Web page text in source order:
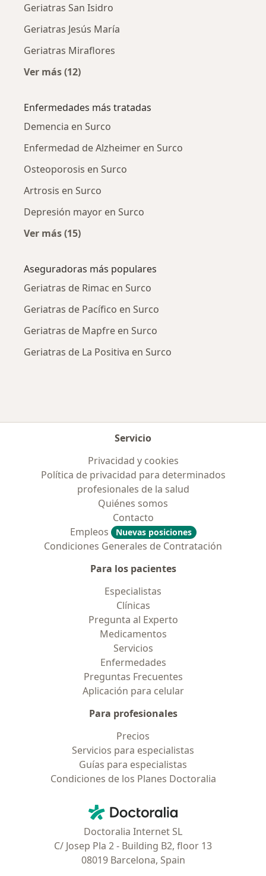
Geriatras San Isidro
Geriatras Jesús María
Geriatras Miraflores
Ver más (12)
Enfermedades más tratadas
Demencia en Surco
Enfermedad de Alzheimer en Surco
Osteoporosis en Surco
Artrosis en Surco
Depresión mayor en Surco
Ver más (15)
Aseguradoras más populares
Geriatras de Rimac en Surco
Geriatras de Pacífico en Surco
Geriatras de Mapfre en Surco
Geriatras de La Positiva en Surco
Servicio
Privacidad y cookies
Política de privacidad para determinados
profesionales de la salud
Quiénes somos
Contacto
Empleos
Nuevas posiciones
Condiciones Generales de Contratación
Para los pacientes
Especialistas
Clínicas
Pregunta al Experto
Medicamentos
Servicios
Enfermedades
Preguntas Frecuentes
Aplicación para celular
Para profesionales
Precios
Servicios para especialistas
Guías para especialistas
Condiciones de los Planes Doctoralia
Doctoralia - Página de inicio
Doctoralia Internet SL
C/ Josep Pla 2 - Building B2, floor 13
08019 Barcelona, Spain